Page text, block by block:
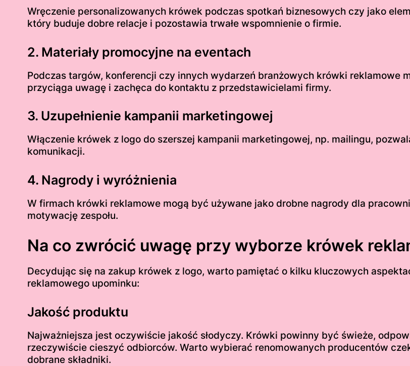
Wręczenie personalizowanych krówek podczas spotkań biznesowych czy jako
który buduje dobre relacje i pozostawia trwałe wspomnienie o firmie.
2. Materiały promocyjne na eventach
Podczas targów, konferencji czy innych wydarzeń branżowych krówki reklamowe
przyciąga uwagę i zachęca do kontaktu z przedstawicielami firmy.
3. Uzupełnienie kampanii marketingowej
Włączenie krówek z logo do szerszej kampanii marketingowej, np. mailingu,
komunikacji.
4. Nagrody i wyróżnienia
W firmach krówki reklamowe mogą być używane jako drobne nagrody dla
motywację zespołu.
Na co zwrócić uwagę przy wyborze krówek
Decydując się na zakup krówek z logo, warto pamiętać o kilku kluczowych
reklamowego upominku:
Jakość produktu
Najważniejsza jest oczywiście jakość słodyczy. Krówki powinny być świeże,
rzeczywiście cieszyć odbiorców. Warto wybierać renomowanych producentów
dobrane składniki.